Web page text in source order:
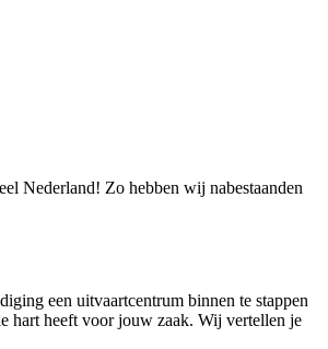
Nederland! Zo hebben wij nabestaanden
een uitvaartcentrum binnen te stappen
hart heeft voor jouw zaak. Wij vertellen je